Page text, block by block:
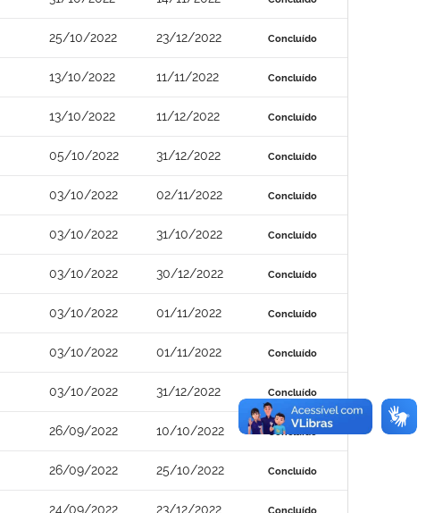
25/10/2022 23/12/2022 Concluído
13/10/2022 11/11/2022 Concluído
13/10/2022 11/12/2022 Concluído
05/10/2022 31/12/2022 Concluído
03/10/2022 02/11/2022 Concluído
03/10/2022 31/10/2022 Concluído
03/10/2022 30/12/2022 Concluído
03/10/2022 01/11/2022 Concluído
03/10/2022 01/11/2022 Concluído
03/10/2022 31/12/2022 Concluído
26/09/2022 10/10/2022 Concluído
26/09/2022 25/10/2022 Concluído
24/09/2022 23/12/2022 Concluído